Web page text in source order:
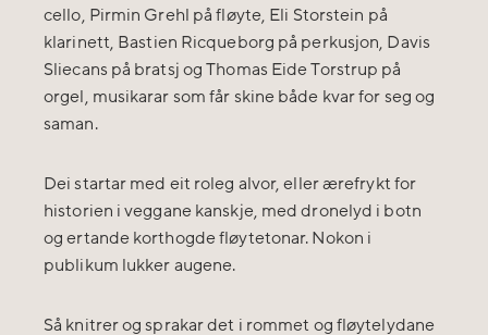
cello, Pirmin Grehl på fløyte, Eli Storstein på
klarinett, Bastien Ricqueborg på perkusjon, Davis
Sliecans på bratsj og Thomas Eide Torstrup på
orgel, musikarar som får skine både kvar for seg og
saman.
Dei startar med eit roleg alvor, eller ærefrykt for
historien i veggane kanskje, med dronelyd i botn
og ertande korthogde fløytetonar. Nokon i
publikum lukker augene.
Så knitrer og sprakar det i rommet og fløytelydane